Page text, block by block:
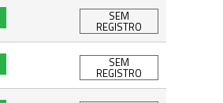
SEM
REGISTRO
SEM
REGISTRO